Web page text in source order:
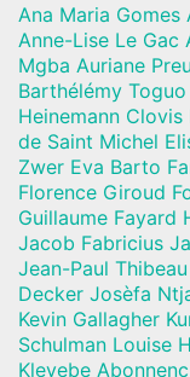
Ana Maria Gomes
Anne-Lise Le Gac
Mgba Auriane
Barthélémy
Heinemann
de Saint Michel
Zwer Eva Barto
Florence Giroud
Guillaume Fayard
Jacob Fabricius
Jean-Paul
Decker Josèfa
Kevin Gallagher
Schulman Louise
Kleyebe